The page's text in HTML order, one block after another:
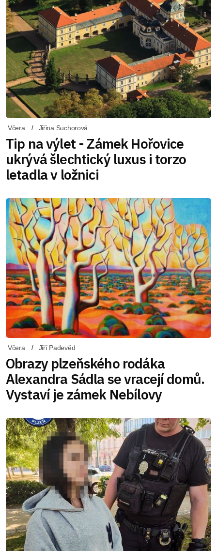
Včera Jiřina Suchorová
Tip na výlet - Zámek Hořovice
ukrývá šlechtický luxus i torzo
letadla v ložnici
Včera Jiří Padevěd
Obrazy plzeňského rodáka
Alexandra Sádla se vracejí domů.
Vystaví je zámek Nebílovy